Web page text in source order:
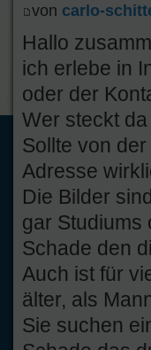
von carlo-
Hallo
ich erlebe in
oder der
Wer steckt
Sollte von
Adresse
Die Bilder
gar Studiums
Schade den
Auch ist für
älter, als
Sie suchen